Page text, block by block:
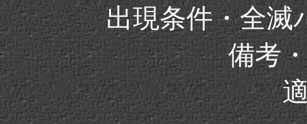
出現条件・全滅
備考